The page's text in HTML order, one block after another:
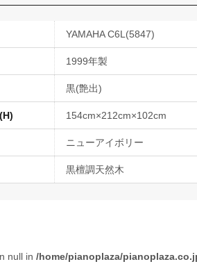
YAMAHA C6L(5847)
1999年製
黒(艶出)
154cm×212cm×102cm
ニューアイボリー
黒檀調天然木
null in /home/pianoplaza/